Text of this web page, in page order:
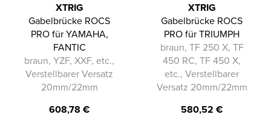
XTRIG
Gabelbrücke ROCS
PRO für YAMAHA,
FANTIC
braun, YZF, XXF, etc.,
Verstellbarer Versatz
20mm/22mm
608,78 €
XTRIG
Gabelbrücke ROCS
PRO für TRIUMPH
braun, TF 250 X, TF
450 RC, TF 450 X,
etc., Verstellbarer
Versatz 20mm/22mm
580,52 €